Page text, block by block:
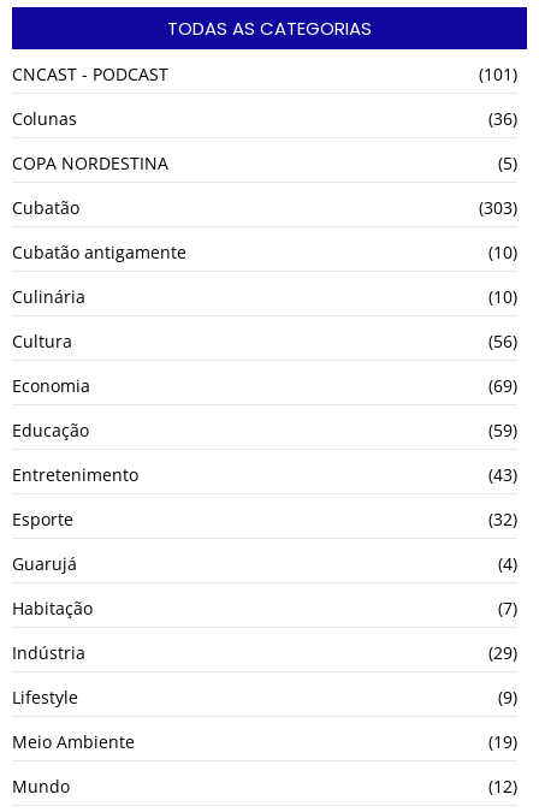
TODAS AS CATEGORIAS
CNCAST - PODCAST
(101)
Colunas
(36)
COPA NORDESTINA
(5)
Cubatão
(303)
Cubatão antigamente
(10)
Culinária
(10)
Cultura
(56)
Economia
(69)
Educação
(59)
Entretenimento
(43)
Esporte
(32)
Guarujá
(4)
Habitação
(7)
Indústria
(29)
Lifestyle
(9)
Meio Ambiente
(19)
Mundo
(12)